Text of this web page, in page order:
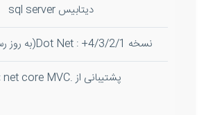
دیتابیس sql server
نسخه Dot Net : +4/3/2/1(به روز رسانی خودکار)
پشتیبانی از .net core MVC : دارد